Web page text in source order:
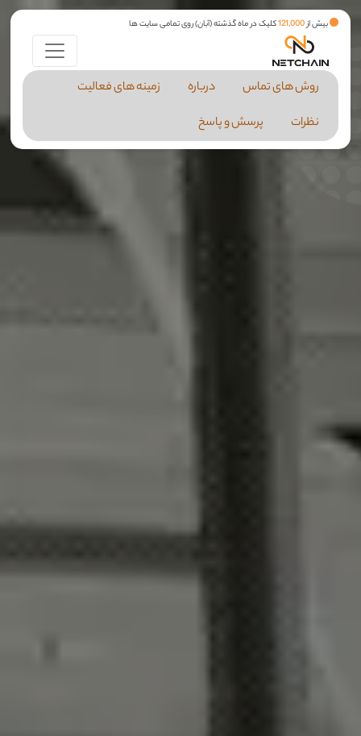
بیش از121,000کلیک در ماه گذشته (آبان) روی تمامی سایت ها
روش های تماس درباره
زمینه های فعالیت
نظرات
پرسش و پاسخ